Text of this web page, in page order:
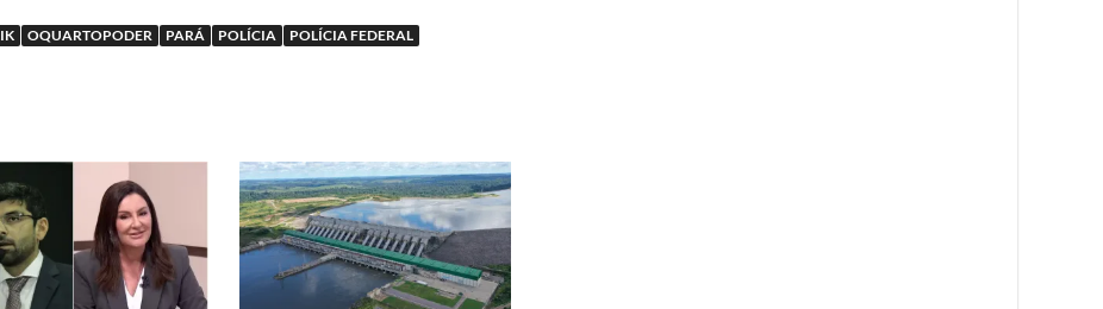
OQUARTOPODER PARÁ POLÍCIA POLÍCIA FEDERAL